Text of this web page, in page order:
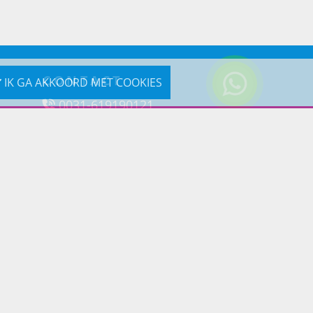
IK GA AKKOORD MET COOKIES
CONTACT
0031-619190121